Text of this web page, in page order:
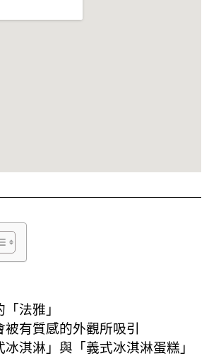
法雅」
有質感的外觀所吸引
淇淋」與「義式冰淇淋蛋糕」